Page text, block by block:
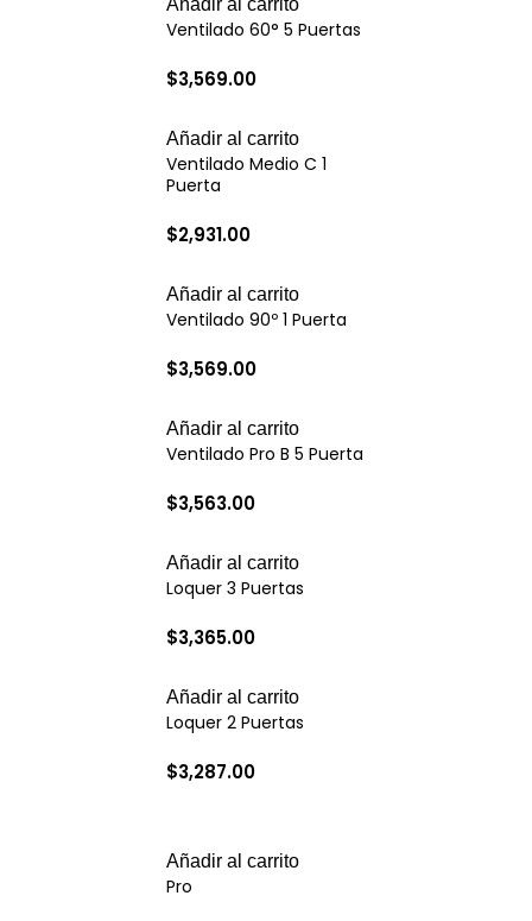
Ventilado 60° 5 Puertas
$3,569.00
Añadir al carrito
Ventilado Medio C 1
Puerta
$2,931.00
Añadir al carrito
Ventilado 90º 1 Puerta
$3,569.00
Añadir al carrito
Ventilado Pro B 5 Puerta
$3,563.00
Añadir al carrito
Loquer 3 Puertas
$3,365.00
Añadir al carrito
Loquer 2 Puertas
$3,287.00
Añadir al carrito
Pro